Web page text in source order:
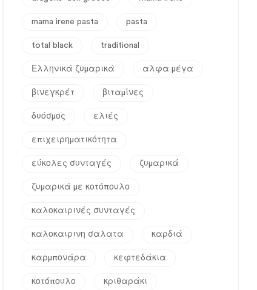
mama irene pasta pasta
total black traditional
Ελληνικά ζυμαρικά αλφα μέγα
βινεγκρέτ βιταμίνες
δυόσμος ελιές
επιχειρηματικότητα
εύκολες συνταγές ζυμαρικά
ζυμαρικά με κοτόπουλο
καλοκαιρινές συνταγές
καλοκαιρινη σαλατα καρδιά
καρμπονάρα κεφτεδάκια
κοτόπουλο κριθαράκι